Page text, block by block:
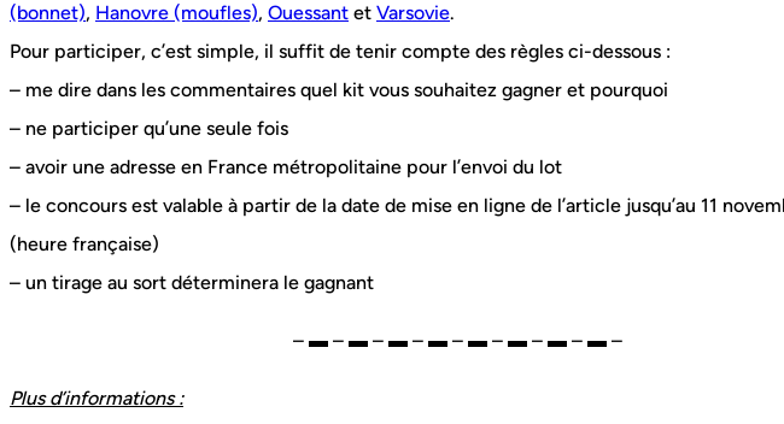
(bonnet), Hanovre (moufles), Ouessant et Varsovie.
Pour participer, c’est simple, il suffit de tenir compte des règles ci-dessous :
– me dire dans les commentaires quel kit vous souhaitez gagner et pourquoi
– ne participer qu’une seule fois
– avoir une adresse en France métropolitaine pour l’envoi du lot
– le concours est valable à partir de la date de mise en ligne de l’article jusqu’au 11
(heure française)
– un tirage au sort déterminera le gagnant
– ▬ – ▬ – ▬ – ▬ – ▬ – ▬ – ▬ – ▬ –
Plus d’informations :